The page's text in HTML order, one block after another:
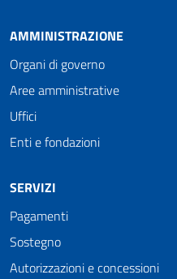
AMMINISTRAZIONE
Organi di governo
Aree amministrative
Uffici
Enti e fondazioni
SERVIZI
Pagamenti
Sostegno
Autorizzazioni e concessioni